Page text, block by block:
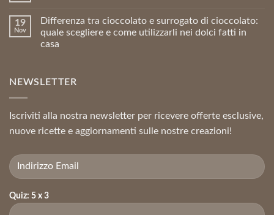
19
Nov
Differenza tra cioccolato e surrogato di cioccolato:
quale scegliere e come utilizzarli nei dolci fatti in
casa
NEWSLETTER
Iscriviti alla nostra newsletter per ricevere offerte esclusive,
nuove ricette e aggiornamenti sulle nostre creazioni!
Quiz: 5 x 3